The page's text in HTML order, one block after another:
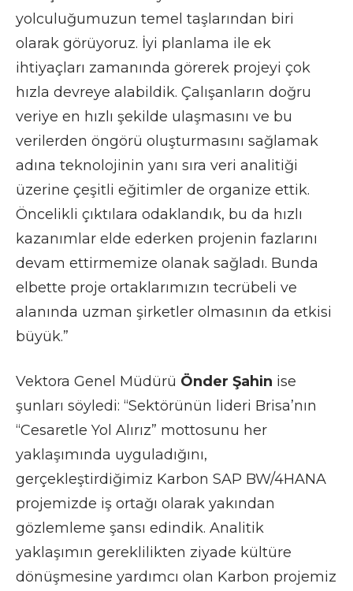
yolculuğumuzun temel taşlarından biri
olarak görüyoruz. İyi planlama ile ek
ihtiyaçları zamanında görerek projeyi çok
hızla devreye alabildik. Çalışanların doğru
veriye en hızlı şekilde ulaşmasını ve bu
verilerden öngörü oluşturmasını sağlamak
adına teknolojinin yanı sıra veri analitiği
üzerine çeşitli eğitimler de organize ettik.
Öncelikli çıktılara odaklandık, bu da hızlı
kazanımlar elde ederken projenin fazlarını
devam ettirmemize olanak sağladı. Bunda
elbette proje ortaklarımızın tecrübeli ve
alanında uzman şirketler olmasının da etkisi
büyük.”
Vektora Genel Müdürü Önder Şahin ise
şunları söyledi: “Sektörünün lideri Brisa’nın
“Cesaretle Yol Alırız” mottosunu her
yaklaşımında uyguladığını,
gerçekleştirdiğimiz Karbon SAP BW/4HANA
projemizde iş ortağı olarak yakından
gözlemleme şansı edindik. Analitik
yaklaşımın gereklilikten ziyade kültüre
dönüşmesine yardımcı olan Karbon projemiz